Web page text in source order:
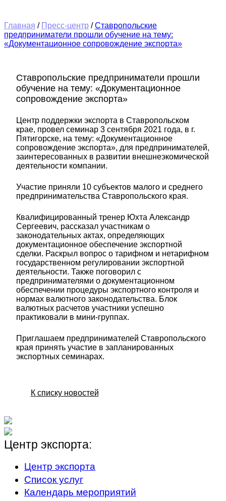
Главная / Пресс-центр /Ставропольские
предприниматели прошли обучение на тему:
«Документационное сопровождение экспорта»
Ставропольские предприниматели прошли
обучение на тему: «Документационное
сопровождение экспорта»
Центр поддержки экспорта в Ставропольском
крае, провел семинар 3 сентября 2021 года, в г.
Пятигорске, на тему: «Документационное
сопровождение экспорта», для предпринимателей,
заинтересованных в развитии внешнеэкомической
деятельности компании.
Участие приняли 10 субъектов малого и среднего
предпринимательства Ставропольского края.
Квалифицированный тренер Юхта Александр
Сергеевич, рассказал участникам о
законодательных актах, определяющих
документационное обеспечение экспортной
сделки. Раскрыл вопрос о тарифном и нетарифном
государственном регулировании экспортной
деятельности. Также поговорил с
предпринимателями о документационном
обеспечении процедуры экспортного контроля и
нормах валютного законодательства. Блок
валютных расчетов участники успешно
практиковали в мини-группах.
Приглашаем предпринимателей Ставропольского
края принять участие в запланированных
экспортных семинарах.
К списку новостей
Центр экспорта:
Центр экспорта
Список услуг
Календарь мероприятий